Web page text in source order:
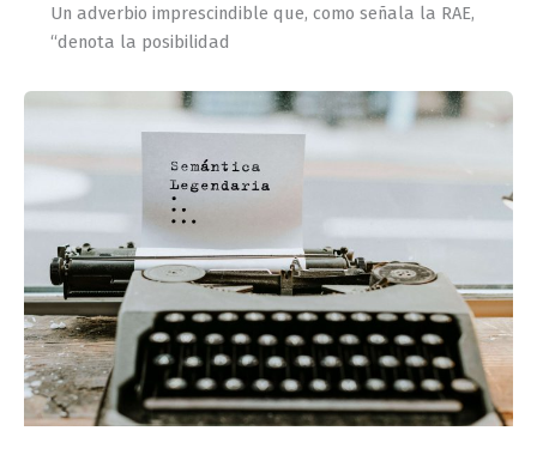
Un adverbio imprescindible que, como señala la RAE,
“denota la posibilidad